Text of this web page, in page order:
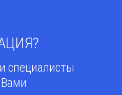
специалисты